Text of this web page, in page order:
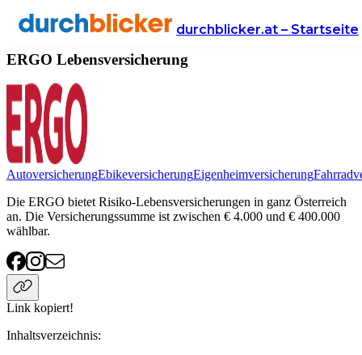
durchblicker.at – Startseite
Anbieter Versicherung lebensversicherung ERGO
ERGO Lebensversicherung
AutoversicherungEbikeversicherungEigenheimversicherung
Die ERGO bietet Risiko-Lebensversicherungen in ganz Österreich
an. Die Versicherungssumme ist zwischen € 4.000 und € 400.000
wählbar.
Link kopiert!
Inhaltsverzeichnis: